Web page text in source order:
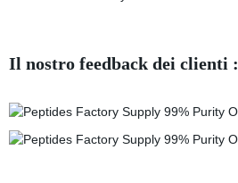
Il nostro feedback dei clienti :